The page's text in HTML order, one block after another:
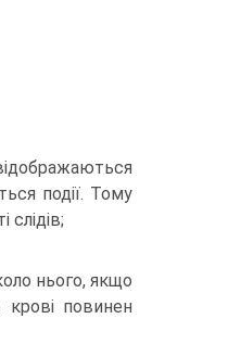
події. Тому
слідів;
нього, якщо
крові повинен